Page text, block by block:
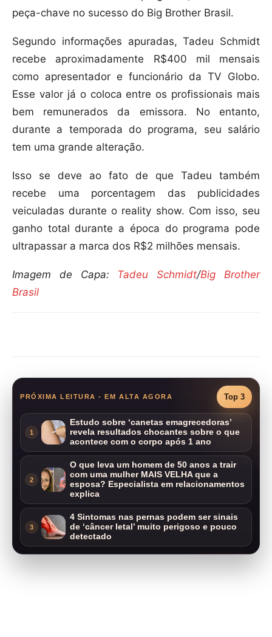
peça-chave no sucesso do Big Brother Brasil.
Segundo informações apuradas, Tadeu Schmidt
recebe aproximadamente R$400 mil mensais
como apresentador e funcionário da TV Globo.
Esse valor já o coloca entre os profissionais mais
bem remunerados da emissora. No entanto,
durante a temporada do programa, seu salário
tem uma grande alteração.
Isso se deve ao fato de que Tadeu também
recebe uma porcentagem das publicidades
veiculadas durante o reality show. Com isso, seu
ganho total durante a época do programa pode
ultrapassar a marca dos R$2 milhões mensais.
Imagem de Capa: Tadeu Schmidt/Big Brother
Brasil
PRÓXIMA LEITURA - EM ALTA AGORA Top 3
1
Estudo sobre ‘canetas emagrecedoras’
revela resultados chocantes sobre o que
acontece com o corpo após 1 ano
2
O que leva um homem de 50 anos a trair
com uma mulher MAIS VELHA que a
esposa? Especialista em relacionamentos
explica
3
4 Sintomas nas pernas podem ser sinais
de ‘câncer letal’ muito perigoso e pouco
detectado